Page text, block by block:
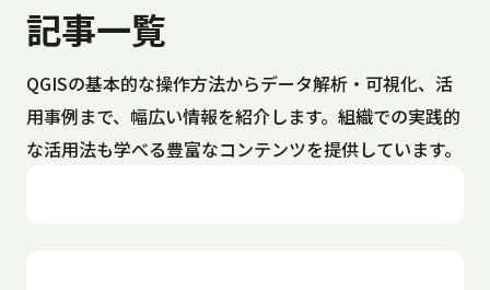
記事一覧
QGISの基本的な操作方法からデータ解析・可視化、活
用事例まで、幅広い情報を紹介します。組織での実践的
な活用法も学べる豊富なコンテンツを提供しています。